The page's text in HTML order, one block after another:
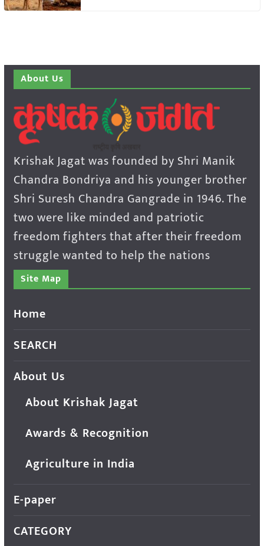
About Us
Krishak Jagat was founded by Shri Manik
Chandra Bondriya and his younger brother
Shri Suresh Chandra Gangrade in 1946. The
two were like minded and patriotic
freedom fighters that after their freedom
struggle wanted to help the nations
Site Map
Home
SEARCH
About Us
About Krishak Jagat
Awards & Recognition
Agriculture in India
E-paper
CATEGORY